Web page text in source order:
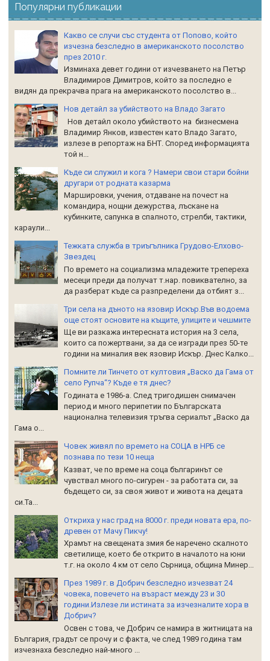
Популярни публикации
Какво се случи със студента от Попово, който
изчезна безследно в американското посолство
през 2010 г.
Изминаха девет години от изчезването на Петър
Владимиров Димитров, който за последно е
видян да прекрачва прага на американското посолство в...
Нов детайл за убийството на Владо Загато
Нов детайл около убийството на бизнесмена
Владимир Янков, известен като Владо Загато,
излезе в репортаж на БНТ. Според информацията
той н...
Къде си служил и кога ? Намери свои стари бойни
другари от родната казарма
Маршировки, учения, отдаване на почест на
командира, нощни дежурства, лъскане на
кубинките, сапунка в спалното, стрелби, тактики,
караули...
Тежката служба в триъгълника Грудово-Елхово-
Звездец
По времето на социализма младежите трепереха
месеци преди да получат т.нар. повиквателно, за
да разберат къде са разпределени да отбият з...
Три села на дъното на язовир Искър.Във водоема
още стоят основите на къщите, улиците и чешмите
Ще ви разкажа интересната история на 3 села,
които са пожертвани, за да се изгради през 50-те
години на миналия век язовир Искър. Днес Калко...
Помните ли Тинчето от култовия „Васко да Гама от
село Рупча“? Къде е тя днес?
Годината е 1986-а. След тригодишен снимачен
период и много перипетии по Българската
национална телевизия тръгва сериалът „Васко да
Гама о...
Човек живял по времето на СОЦА в НРБ се
познава по тези 10 неща
Казват, че по време на соца българинът се
чувствал много по-сигурен - за работата си, за
бъдещето си, за своя живот и живота на децата
си.Та...
Откриха у нас град на 8000 г. преди новата ера, по-
древен от Мачу Пикчу!
Храмът на свещената змия бе наречено скалното
светилище, което бе открито в началото на юни
т.г. на около 4 км от село Сърница, община Минер...
През 1989 г. в Добрич безследно изчезват 24
човека, повечето на възраст между 23 и 30
години.Излезе ли истината за изчезналите хора в
Добрич?
Освен с това, че Добрич се намира в житницата на
България, градът се прочу и с факта, че след 1989 година там
изчезнаха безследно най-много ...